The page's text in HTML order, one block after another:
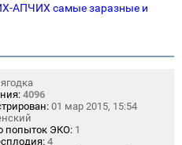
АПЧИХ самые заразные и
4096
01 мар 2015, 15:54
попыток ЭКО: 1
4